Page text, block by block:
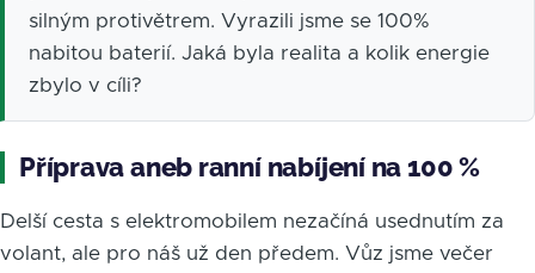
silným protivětrem. Vyrazili jsme se 100%
nabitou baterií. Jaká byla realita a kolik energie
zbylo v cíli?
Příprava aneb ranní nabíjení na 100 %
Delší cesta s elektromobilem nezačíná usednutím za
volant, ale pro náš už den předem. Vůz jsme večer